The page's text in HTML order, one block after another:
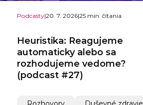
Podcasty|20. 7. 2026|25 min. čítania
Heuristika: Reagujeme
automaticky alebo sa
rozhodujeme vedome?
(podcast #27)
Rozhovory
Duševné zdravie